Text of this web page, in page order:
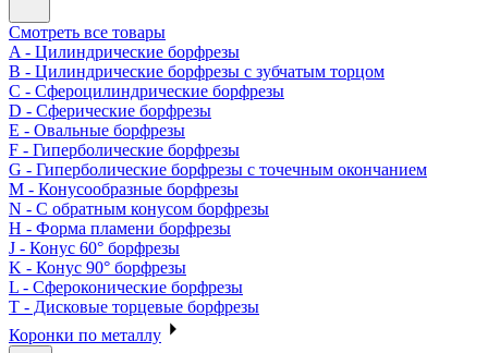
Смотреть все товары
A - Цилиндрические борфрезы
B - Цилиндрические борфрезы с зубчатым торцом
C - Сфероцилиндрические борфрезы
D - Сферические борфрезы
E - Овальные борфрезы
F - Гиперболические борфрезы
G - Гиперболические борфрезы с точечным окончанием
M - Конусообразные борфрезы
N - С обратным конусом борфрезы
H - Форма пламени борфрезы
J - Конус 60° борфрезы
K - Конус 90° борфрезы
L - Сфероконические борфрезы
T - Дисковые торцевые борфрезы
Коронки по металлу